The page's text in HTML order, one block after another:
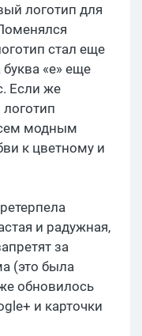
логотип для
стал еще
«e» еще
Если же
модным
к цветному и
и радужная,
за
(это была
обновилось
и карточки